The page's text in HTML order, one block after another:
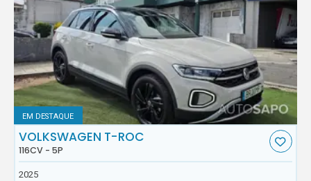
EM DESTAQUE
VOLKSWAGEN T-ROC
116CV - 5P
2025